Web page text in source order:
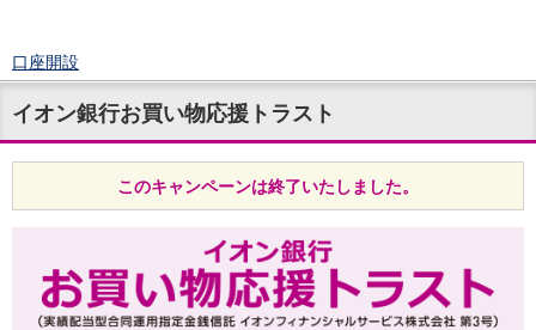
口座開設
ログイン
チャット
メニュー
定期預金
積立式定期預金
イオン銀行お買い物応援トラスト
このキャンペーンは終了いたしました。